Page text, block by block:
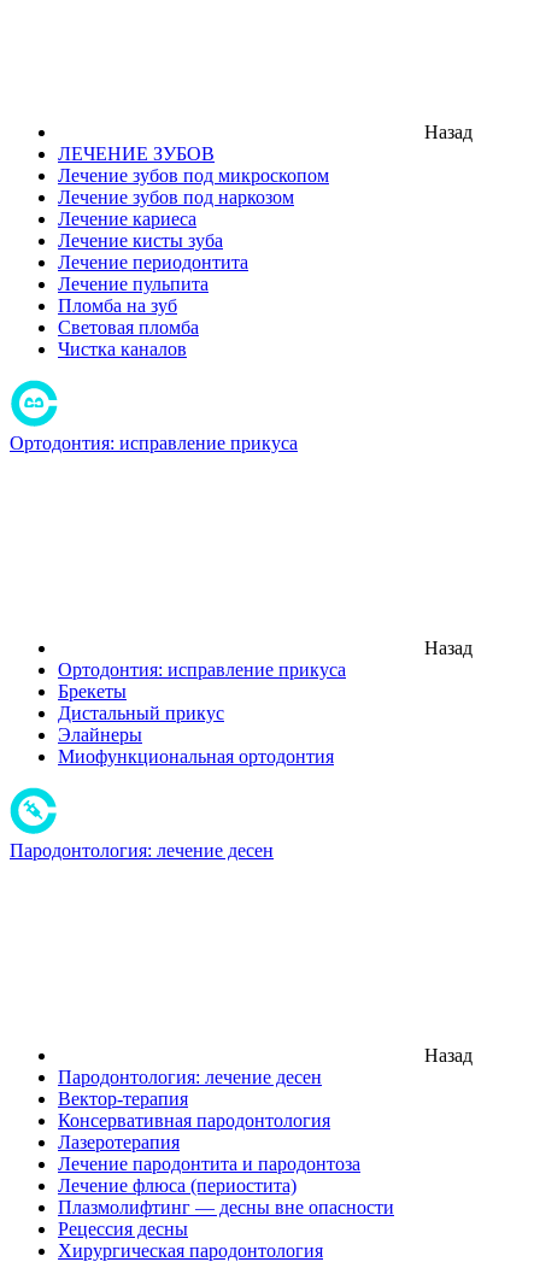
Назад
ЛЕЧЕНИЕ ЗУБОВ
Лечение зубов под микроскопом
Лечение зубов под наркозом
Лечение кариеса
Лечение кисты зуба
Лечение периодонтита
Лечение пульпита
Пломба на зуб
Световая пломба
Чистка каналов
Ортодонтия: исправление прикуса
Назад
Ортодонтия: исправление прикуса
Брекеты
Дистальный прикус
Элайнеры
Миофункциональная ортодонтия
Пародонтология: лечение десен
Назад
Пародонтология: лечение десен
Вектор-терапия
Консервативная пародонтология
Лазеротерапия
Лечение пародонтита и пародонтоза
Лечение флюса (периостита)
Плазмолифтинг — десны вне опасности
Рецессия десны
Хирургическая пародонтология